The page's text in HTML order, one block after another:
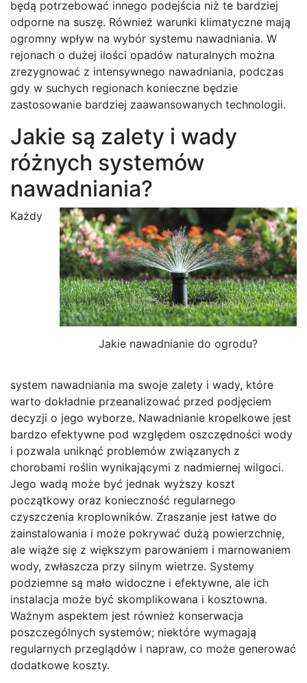
będą potrzebować innego podejścia niż te bardziej
odporne na suszę. Również warunki klimatyczne mają
ogromny wpływ na wybór systemu nawadniania. W
rejonach o dużej ilości opadów naturalnych można
zrezygnować z intensywnego nawadniania, podczas
gdy w suchych regionach konieczne będzie
zastosowanie bardziej zaawansowanych technologii.
Jakie są zalety i wady
różnych systemów
nawadniania?
Jakie nawadnianie do ogrodu?
Każdy
system nawadniania ma swoje zalety i wady, które
warto dokładnie przeanalizować przed podjęciem
decyzji o jego wyborze. Nawadnianie kropelkowe jest
bardzo efektywne pod względem oszczędności wody
i pozwala uniknąć problemów związanych z
chorobami roślin wynikającymi z nadmiernej wilgoci.
Jego wadą może być jednak wyższy koszt
początkowy oraz konieczność regularnego
czyszczenia kroplowników. Zraszanie jest łatwe do
zainstalowania i może pokrywać dużą powierzchnię,
ale wiąże się z większym parowaniem i marnowaniem
wody, zwłaszcza przy silnym wietrze. Systemy
podziemne są mało widoczne i efektywne, ale ich
instalacja może być skomplikowana i kosztowna.
Ważnym aspektem jest również konserwacja
poszczególnych systemów; niektóre wymagają
regularnych przeglądów i napraw, co może generować
dodatkowe koszty.